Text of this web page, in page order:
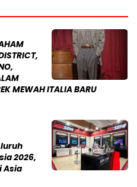
MEWAH ITALIA BARU
2026,
Asia